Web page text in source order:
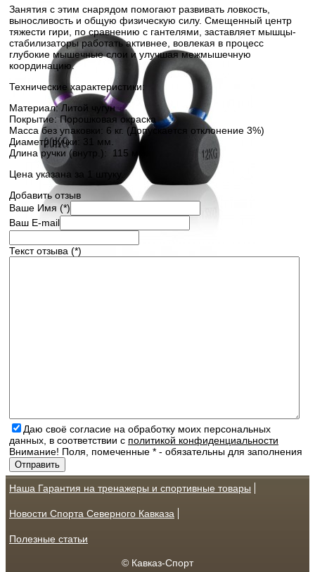
Занятия с этим снарядом помогают развивать ловкость,
выносливость и общую физическую силу. Смещенный центр
тяжести гири, по сравнению с гантелями, заставляет мышцы-
стабилизаторы работать активнее, вовлекая в процесс
глубокие мышечные слои и улучшая межмышечную
координацию.
Технические характеристики:
Материал: Литой чугун
Покрытие: Порошковая окраска
Масса без упаковки: 6 кг. (Допускается отклонение 3%)
Диаметр ручки: 31 мм.
Длина ручки (внутр.): 115 мм.
Цена указана за 1 штуку.
Добавить отзыв
Ваше Имя (*)
Ваш E-mail
Текст отзыва (*)
Даю своё согласие на обработку моих персональных
данных, в соответствии с политикой конфиденциальности
Внимание! Поля, помеченные * - обязательны для заполнения
Наша Гарантия на тренажеры и спортивные товары
Новости Спорта Северного Кавказа
Полезные статьи
© Кавказ-Спорт